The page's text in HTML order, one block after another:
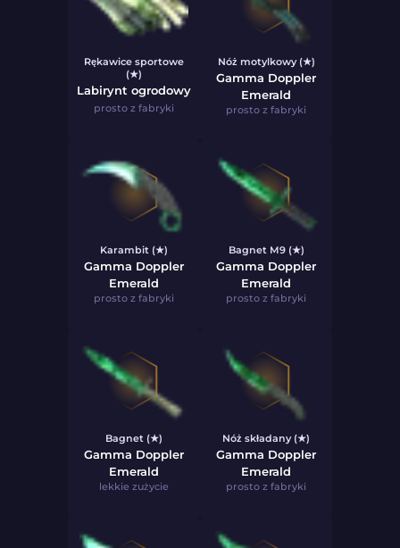
Rękawice sportowe
(★)
Labirynt ogrodowy
prosto z fabryki
Nóż motylkowy (★)
Gamma Doppler
Emerald
prosto z fabryki
Karambit (★)
Gamma Doppler
Emerald
prosto z fabryki
Bagnet M9 (★)
Gamma Doppler
Emerald
prosto z fabryki
Bagnet (★)
Gamma Doppler
Emerald
lekkie zużycie
Nóż składany (★)
Gamma Doppler
Emerald
prosto z fabryki